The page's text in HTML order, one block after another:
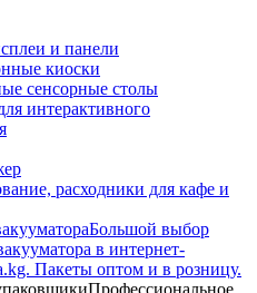
и панели
киоски
сенсорные столы
интерактивного
расходники для кафе и
Большой выбор
в интернет-
Пакеты оптом и в розницу.
Профессиональное